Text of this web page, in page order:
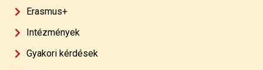
Erasmus+
Intézmények
Gyakori kérdések